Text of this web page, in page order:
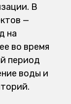
В
—
на
во время
период
воды и